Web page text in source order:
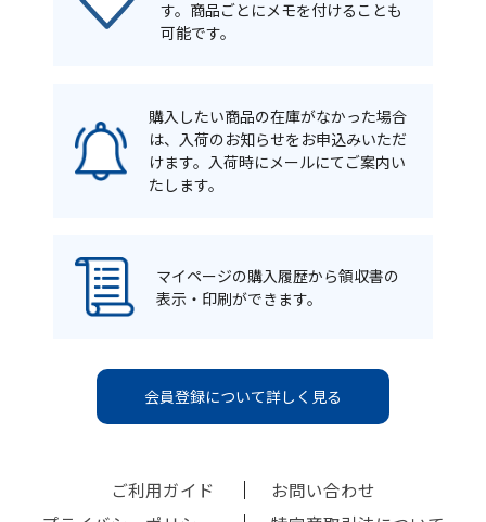
す。商品ごとにメモを付けることも
可能です。
購入したい商品の在庫がなかった場合
は、入荷のお知らせをお申込みいただ
けます。入荷時にメールにてご案内い
たします。
マイページの購入履歴から領収書の
表示・印刷ができます。
会員登録について詳しく見る
ご利用ガイド
お問い合わせ